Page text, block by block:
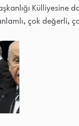
Külliyesine
çok değerli,